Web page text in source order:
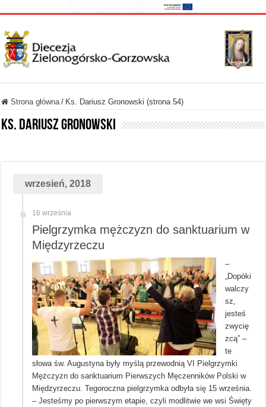
Strona główna / Ks. Dariusz Gronowski (strona 54)
Ks. Dariusz Gronowski
wrzesień, 2018
16 września
Pielgrzymka mężczyzn do sanktuarium w
Międzyrzeczu
–
„Dopóki
walczy
sz,
jesteś
zwycię
zcą” –
te
słowa św. Augustyna były myślą przewodnią VI Pielgrzymki
Mężczyzn do sanktuarium Pierwszych Męczenników Polski w
Międzyrzeczu. Tegoroczna pielgrzymka odbyła się 15 września.
– Jesteśmy po pierwszym etapie, czyli modlitwie we wsi Święty